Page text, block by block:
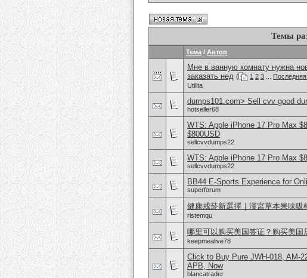
Темы
Тема / Автор
Мне в ванную комнату нужна
заказать нед ( 1 2 3
Utilita
dumps101.com> Sell cvv good
hotseller68
WTS: Apple iPhone 17 Pro Max
$800USD
sellcvvdumps22
WTS: Apple iPhone 17 Pro Max
sellcvvdumps22
BB44 E-Sports Experience for
superforum
健康戒菸新選擇｜漢宮草本果味吸
ristemqu
哪里可以购买美国签证？购买美国
keepmealive78
Click to Buy Pure JWH-018, AM-
APB, Now
blancatrader